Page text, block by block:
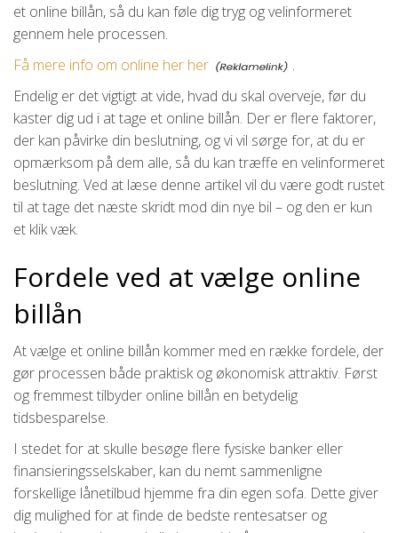
et online billån, så du kan føle dig tryg og velinformeret
gennem hele processen.
Få mere info om online her her
.
Endelig er det vigtigt at vide, hvad du skal overveje, før du
kaster dig ud i at tage et online billån. Der er flere faktorer,
der kan påvirke din beslutning, og vi vil sørge for, at du er
opmærksom på dem alle, så du kan træffe en velinformeret
beslutning. Ved at læse denne artikel vil du være godt rustet
til at tage det næste skridt mod din nye bil – og den er kun
et klik væk.
Fordele ved at vælge online
billån
At vælge et online billån kommer med en række fordele, der
gør processen både praktisk og økonomisk attraktiv. Først
og fremmest tilbyder online billån en betydelig
tidsbesparelse.
I stedet for at skulle besøge flere fysiske banker eller
finansieringsselskaber, kan du nemt sammenligne
forskellige lånetilbud hjemme fra din egen sofa. Dette giver
dig mulighed for at finde de bedste rentesatser og